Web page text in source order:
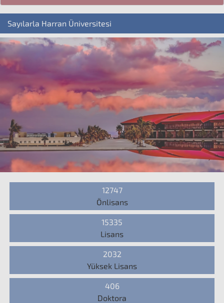
Sayılarla Harran Üniversitesi
12747
Önlisans
15335
Lisans
2032
Yüksek Lisans
406
Doktora